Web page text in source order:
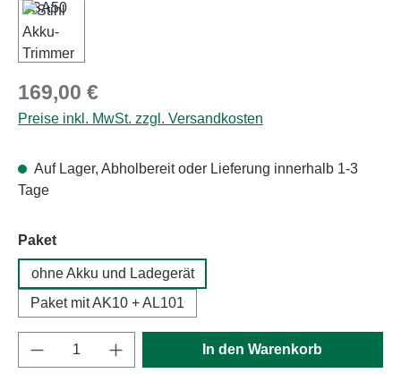
Regulärer Preis:
169,00 €
Preise inkl. MwSt. zzgl. Versandkosten
Auf Lager, Abholbereit oder Lieferung innerhalb 1-3
Tage
Paketauswählen
ohne Akku und Ladegerät
Paket mit AK10 + AL101
Produkt Anzahl: Gib den gewünschten
In den Warenkorb